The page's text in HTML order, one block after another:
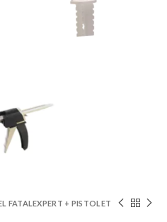
FATALEXPERT + PISTOLET